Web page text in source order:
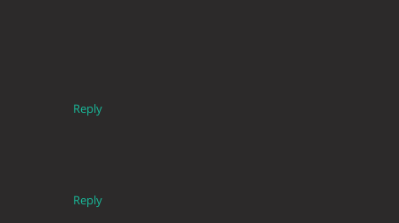
Reply
Reply